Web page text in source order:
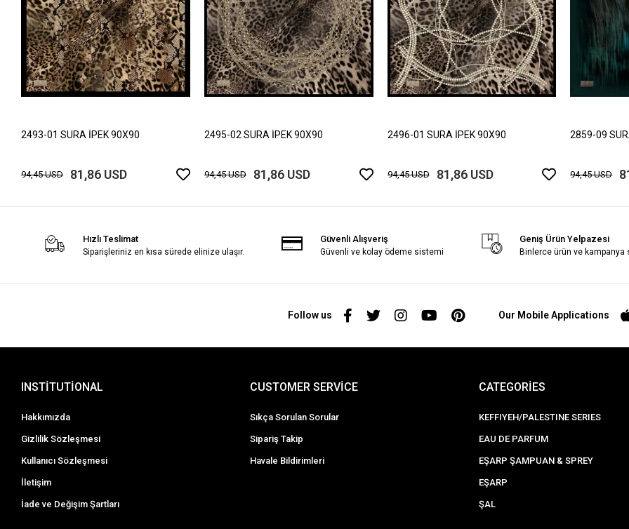
2493-01 SURA İPEK 90X90
94,45 USD 81,86 USD
2495-02 SURA İPEK 90X90
94,45 USD 81,86 USD
2496-01 SURA İPEK 90X90
94,45 USD 81,86 USD
2859-09
94,45 USD
Hızlı Teslimat
Siparişleriniz en kısa sürede elinize ulaşır.
Güvenli Alışveriş
Güvenli ve kolay ödeme sistemi
Geniş Ürün Yelpazesi
Binlerce ürün ve kampanya
Follow us Our Mobile Applications
INSTİTUTİONAL
Hakkımızda
Gizlilik Sözleşmesi
Kullanıcı Sözleşmesi
İletişim
İade ve Değişim Şartları
CUSTOMER SERVİCE
Sıkça Sorulan Sorular
Sipariş Takip
Havale Bildirimleri
CATEGORİES
KEFFIYEH/PALESTINE SERIES
EAU DE PARFUM
EŞARP ŞAMPUAN & SPREY
EŞARP
ŞAL